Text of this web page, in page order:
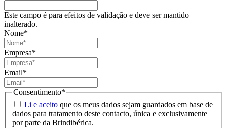
Este campo é para efeitos de validação e deve ser mantido
inalterado.
Nome*
Empresa*
Email*
Consentimento*
Li e aceito que os meus dados sejam guardados em base de
dados para tratamento deste contacto, única e exclusivamente
por parte da Brindibérica.